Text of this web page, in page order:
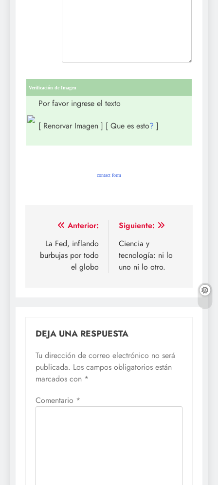
Verificación de Imagen
Por favor ingrese el texto
[ Renorvar Imagen ] [ Que es esto? ]
contact form
Navegación
de
entradas
Anterior:
La Fed, inflando
burbujas por todo
el globo
Siguiente:
Ciencia y
tecnología: ni lo
uno ni lo otro.
DEJA UNA RESPUESTA
Tu dirección de correo electrónico no será
publicada. Los campos obligatorios están
marcados con *
Comentario *